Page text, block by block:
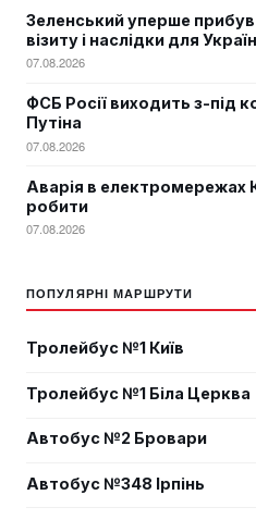
Зеленський уперше
візиту і наслідки для
07.08.2026
ФСБ Росії виходить з-під
Путіна
07.08.2026
Аварія в електромережах
робити
07.08.2026
ПОПУЛЯРНІ МАРШРУТИ
Тролейбус №1 Київ
Тролейбус №1 Біла Церква
Автобус №2 Бровари
Автобус №348 Ірпінь